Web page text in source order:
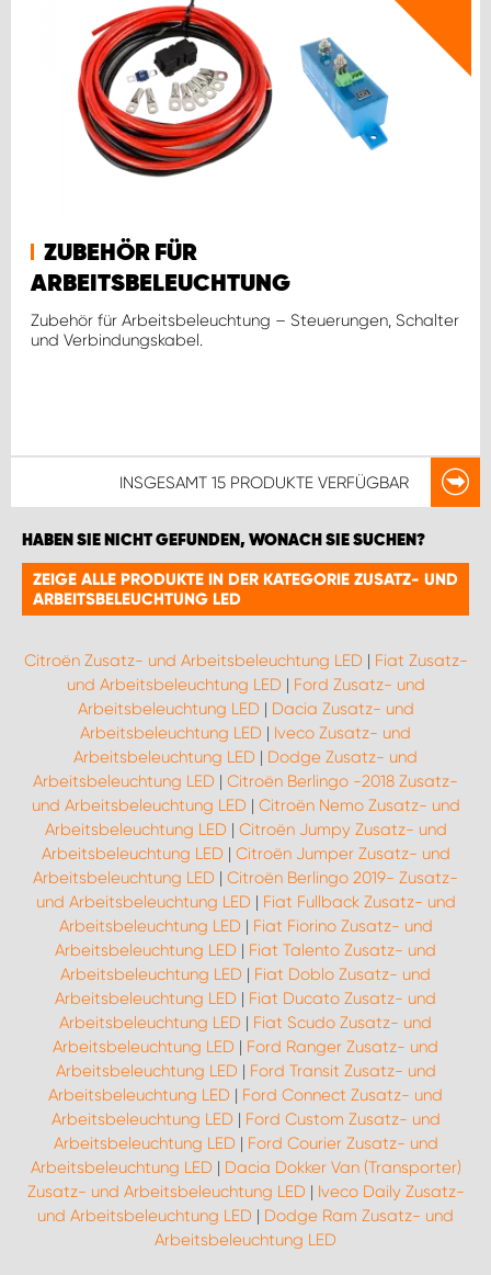
ZUBEHÖR FÜR
ARBEITSBELEUCHTUNG
Zubehör für Arbeitsbeleuchtung – Steuerungen, Schalter
und Verbindungskabel.
INSGESAMT 15 PRODUKTE VERFÜGBAR
HABEN SIE NICHT GEFUNDEN, WONACH SIE SUCHEN?
ZEIGE ALLE PRODUKTE IN DER KATEGORIE ZUSATZ- UND
ARBEITSBELEUCHTUNG LED
Citroën Zusatz- und Arbeitsbeleuchtung LED| Fiat Zusatz-
und Arbeitsbeleuchtung LED| Ford Zusatz- und
Arbeitsbeleuchtung LED| Dacia Zusatz- und
Arbeitsbeleuchtung LED | Iveco Zusatz- und
Arbeitsbeleuchtung LED | Dodge Zusatz- und
Arbeitsbeleuchtung LED | Citroën Berlingo -2018 Zusatz-
und Arbeitsbeleuchtung LED| Citroën Nemo Zusatz- und
Arbeitsbeleuchtung LED| Citroën Jumpy Zusatz- und
Arbeitsbeleuchtung LED| Citroën Jumper Zusatz- und
Arbeitsbeleuchtung LED | Citroën Berlingo 2019- Zusatz-
und Arbeitsbeleuchtung LED| Fiat Fullback Zusatz- und
Arbeitsbeleuchtung LED| Fiat Fiorino Zusatz- und
Arbeitsbeleuchtung LED | Fiat Talento Zusatz- und
Arbeitsbeleuchtung LED | Fiat Doblo Zusatz- und
Arbeitsbeleuchtung LED | Fiat Ducato Zusatz- und
Arbeitsbeleuchtung LED | Fiat Scudo Zusatz- und
Arbeitsbeleuchtung LED | Ford Ranger Zusatz- und
Arbeitsbeleuchtung LED| Ford Transit Zusatz- und
Arbeitsbeleuchtung LED | Ford Connect Zusatz- und
Arbeitsbeleuchtung LED| Ford Custom Zusatz- und
Arbeitsbeleuchtung LED| Ford Courier Zusatz- und
Arbeitsbeleuchtung LED| Dacia Dokker Van (Transporter)
Zusatz- und Arbeitsbeleuchtung LED| Iveco Daily Zusatz-
und Arbeitsbeleuchtung LED | Dodge Ram Zusatz- und
Arbeitsbeleuchtung LED